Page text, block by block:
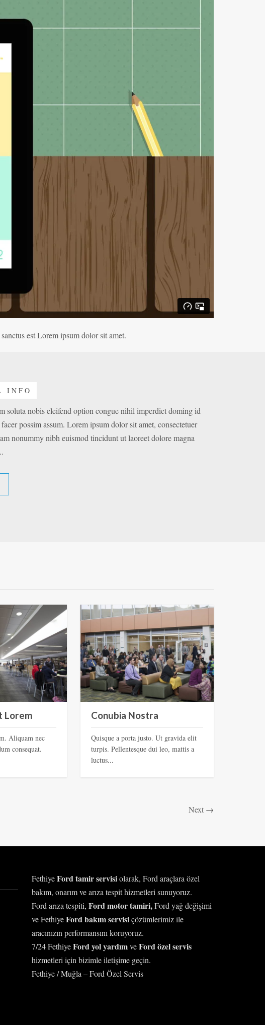
est Lorem ipsum dolor sit amet.
INFO
soluta nobis eleifend option congue nihil imperdiet doming id
possim assum. Lorem ipsum dolor sit amet, consectetuer
nonummy nibh euismod tincidunt ut laoreet dolore magna
Lorem
Aliquam nec
consequat.
Conubia Nostra
Quisque a porta justo. Ut gravida elit
turpis. Pellentesque dui leo, mattis a
luctus...
Next →
FethiyeFord tamir servisiolarak, Ford araçlara özel
bakım, onarım ve arıza tespit hizmetleri sunuyoruz.
Ford arıza tespiti, Ford motor tamiri,Ford yağ değişimi
ve FethiyeFord bakım servisiçözümlerimiz ile
aracınızın performansını koruyoruz.
7/24 FethiyeFord yol yardımveFord özel servis
hizmetleri için bizimle iletişime geçin.
Fethiye / Muğla – Ford Özel Servis